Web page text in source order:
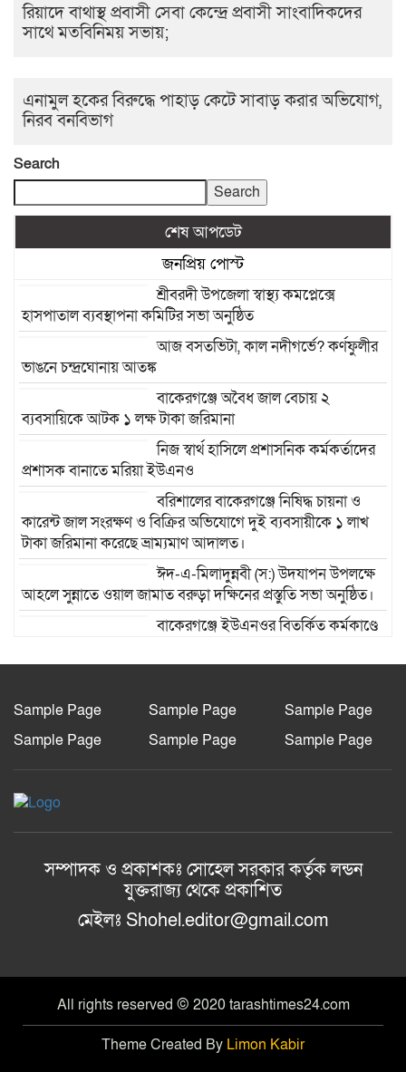
রিয়াদে বাথাস্থ প্রবাসী সেবা কেন্দ্রে প্রবাসী সাংবাদিকদের
সাথে মতবিনিময় সভায়;
এনামুল হকের বিরুদ্ধে পাহাড় কেটে সাবাড় করার অভিযোগ,
নিরব বনবিভাগ
Search
Search
শেষ আপডেট
জনপ্রিয় পোস্ট
শ্রীবরদী উপজেলা স্বাস্থ্য কমপ্লেক্সে
হাসপাতাল ব্যবস্থাপনা কমিটির সভা অনুষ্ঠিত
আজ বসতভিটা, কাল নদীগর্ভে? কর্ণফুলীর
ভাঙনে চন্দ্রঘোনায় আতঙ্ক
বাকেরগঞ্জে অবৈধ জাল বেচায় ২
ব্যবসায়িকে আটক ১ লক্ষ টাকা জরিমানা
নিজ স্বার্থ হাসিলে প্রশাসনিক কর্মকর্তাদের
প্রশাসক বানাতে মরিয়া ইউএনও
বরিশালের বাকেরগঞ্জে নিষিদ্ধ চায়না ও
কারেন্ট জাল সংরক্ষণ ও বিক্রির অভিযোগে দুই ব্যবসায়ীকে ১ লাখ
টাকা জরিমানা করেছে ভ্রাম্যমাণ আদালত।
ঈদ-এ-মিলাদুন্নবী (স:) উদযাপন উপলক্ষে
আহলে সুন্নাতে ওয়াল জামাত বরুড়া দক্ষিনের প্রস্তুতি সভা অনুষ্ঠিত।
বাকেরগঞ্জে ইউএনওর বিতর্কিত কর্মকাণ্ডে
বিএম কলেজ ছাত্র ইউনিয়নের সভাপতি
Sample Page Sample Page
Sample Page
Sample Page
Sample Page Sample Page
সম্পাদক ও প্রকাশকঃ সোহেল সরকার কর্তৃক লন্ডন
যুক্তরাজ্য থেকে প্রকাশিত
মেইলঃ Shohel.editor@gmail.com
All rights reserved © 2020 tarashtimes24.com
Theme Created By Limon Kabir